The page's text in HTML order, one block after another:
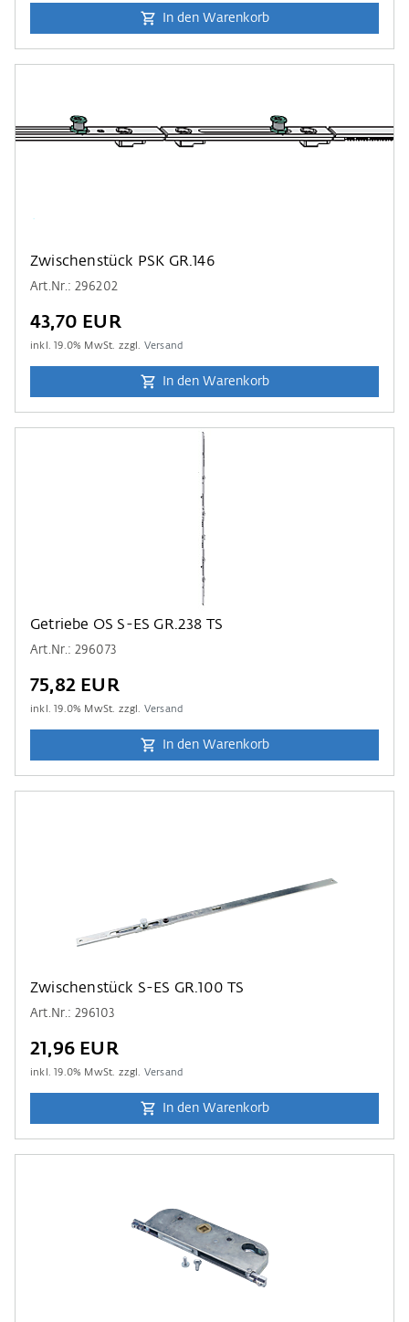
In den Warenkorb
Zwischenstück PSK GR.146
Art.Nr.: 296202
43,70 EUR
inkl.19.0% MwSt. zzgl. Versand
In den Warenkorb
Getriebe OS S-ES GR.238 TS
Art.Nr.: 296073
75,82 EUR
inkl.19.0% MwSt. zzgl. Versand
In den Warenkorb
Zwischenstück S-ES GR.100 TS
Art.Nr.: 296103
21,96 EUR
inkl.19.0% MwSt. zzgl. Versand
In den Warenkorb